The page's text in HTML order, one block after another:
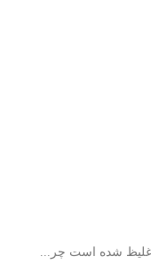
غلیظ شده است چر...